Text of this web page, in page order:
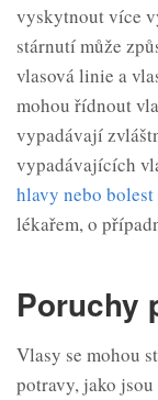
vyskytnout více
stárnutí může
vlasová linie a
mohou řídnout
vypadávají
vypadávajících
hlavy nebo bolest
lékařem, o
Poruchy
Vlasy se mohou
potravy, jako